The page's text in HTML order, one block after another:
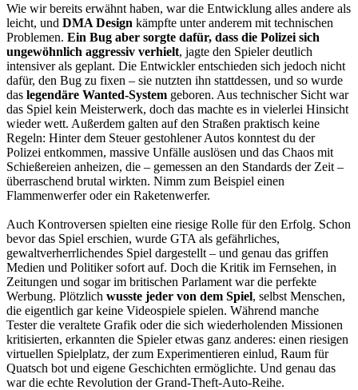
Wie wir bereits erwähnt haben, war die Entwicklung alles andere als
leicht, und DMA Design kämpfte unter anderem mit technischen
Problemen. Ein Bug aber sorgte dafür, dass die Polizei sich
ungewöhnlich aggressiv verhielt, jagte den Spieler deutlich
intensiver als geplant. Die Entwickler entschieden sich jedoch nicht
dafür, den Bug zu fixen – sie nutzten ihn stattdessen, und so wurde
das legendäre Wanted-System geboren. Aus technischer Sicht war
das Spiel kein Meisterwerk, doch das machte es in vielerlei Hinsicht
wieder wett. Außerdem galten auf den Straßen praktisch keine
Regeln: Hinter dem Steuer gestohlener Autos konntest du der
Polizei entkommen, massive Unfälle auslösen und das Chaos mit
Schießereien anheizen, die – gemessen an den Standards der Zeit –
überraschend brutal wirkten. Nimm zum Beispiel einen
Flammenwerfer oder ein Raketenwerfer.
Auch Kontroversen spielten eine riesige Rolle für den Erfolg. Schon
bevor das Spiel erschien, wurde GTA als gefährliches,
gewaltverherrlichendes Spiel dargestellt – und genau das griffen
Medien und Politiker sofort auf. Doch die Kritik im Fernsehen, in
Zeitungen und sogar im britischen Parlament war die perfekte
Werbung. Plötzlich wusste jeder von dem Spiel, selbst Menschen,
die eigentlich gar keine Videospiele spielen. Während manche
Tester die veraltete Grafik oder die sich wiederholenden Missionen
kritisierten, erkannten die Spieler etwas ganz anderes: einen riesigen
virtuellen Spielplatz, der zum Experimentieren einlud, Raum für
Quatsch bot und eigene Geschichten ermöglichte. Und genau das
war die echte Revolution der Grand-Theft-Auto-Reihe.